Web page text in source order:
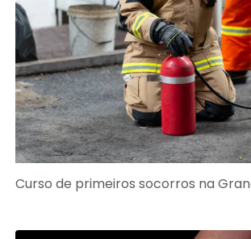
Curso de primeiros socorros na